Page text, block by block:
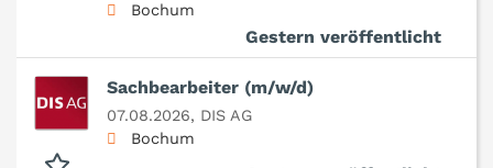
Bochum
Gestern veröffentlicht
Sachbearbeiter (m/w/d)
07.08.2026, DIS AG
Bochum